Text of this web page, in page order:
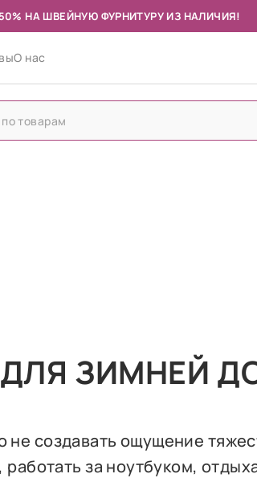
НА ШВЕЙНУЮ ФУРНИТУРУ ИЗ НАЛИЧИЯ!
О нас
ДЛЯ ЗИМНЕЙ
создавать ощущение
за ноутбуком,